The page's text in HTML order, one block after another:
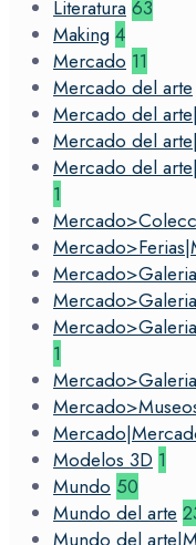
Literatura 63
Making 4
Mercado 11
Mercado del arte
Mercado del
Mercado del
Mercado del
1
1
Modelos 3D 1
Mundo 50
Mundo del arte
Mundo del